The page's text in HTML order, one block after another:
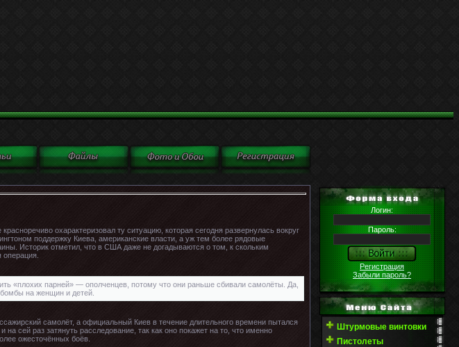
охарактеризовал ту ситуацию, которая сегодня развернулась вокруг
поддержку Киева, американские власти, а уж тем более рядовые
Историк отметил, что в США даже не догадываются о том, к скольким
операция.
«плохих парней» — ополченцев, потому что они раньше сбивали самолёты. Да,
на женщин и детей.
самолёт, а официальный Киев в течение длительного времени пытался
сей раз затянуть расследование, так как оно покажет на то, что именно
ожесточённых боёв.
Логин:
Пароль:
Регистрация
Забыли пароль?
Штурмовые винтовки
Пистолеты